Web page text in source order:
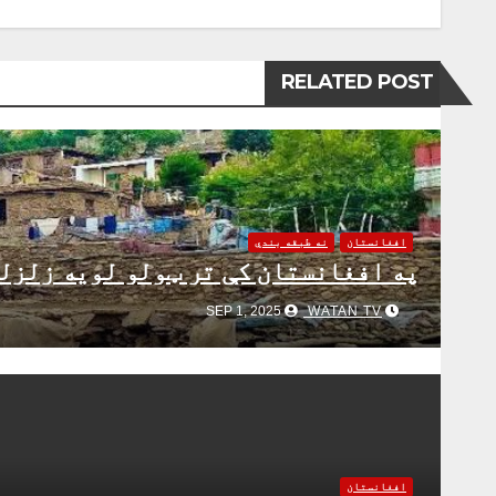
RELATED POST
افغانستان نه طبقه بندي
په افغانستان کې تر ټولو لویه
SEP 1, 2025
WATAN TV
افغانستان